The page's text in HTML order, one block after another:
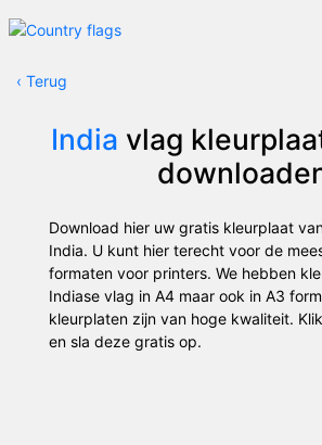
‹ Terug
India vlag
Download hier uw gratis kleurplaat
India. U kunt hier terecht voor de
formaten voor printers. We hebben
Indiase vlag in A4 maar ook in A3
kleurplaten zijn van hoge kwaliteit.
en sla deze gratis op.